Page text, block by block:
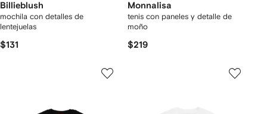
Billieblush
mochila con detalles de
lentejuelas
$131
Monnalisa
tenis con paneles y detalle de
moño
$219